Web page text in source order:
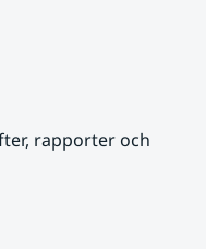
rapporter och